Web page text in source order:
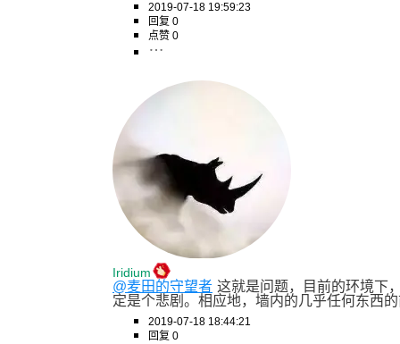
2019-07-18 19:59:23
回复 0
点赞 0
Iridium
@麦田的守望者 这就是问题，目前的环境下
定是个悲剧。相应地，墙内的几乎任何东西
2019-07-18 18:44:21
回复 0